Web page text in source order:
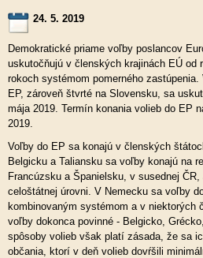
24. 5. 2019
Demokratické priame voľby poslancov
uskutočňujú v členských krajinách EÚ od
rokoch systémom pomerného
EP, zároveň štvrté na Slovensku, sa
mája 2019. Termín konania volieb do EP
2019.
Voľby do EP sa konajú v členských
Belgicku a Taliansku sa voľby konajú na
Francúzsku a Španielsku, v susednej
celoštátnej úrovni. V Nemecku sa voľby
kombinovaným systémom a v niektorých
voľby dokonca povinné - Belgicko,
spôsoby volieb však platí zásada, že sa
občania, ktorí v deň volieb dovŕšili